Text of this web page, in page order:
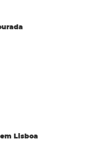
Lisboa